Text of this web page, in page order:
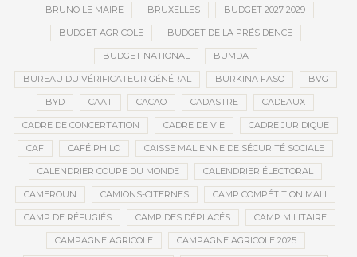
BRUNO LE MAIRE BRUXELLES BUDGET 2027-2029
BUDGET AGRICOLE BUDGET DE LA PRÉSIDENCE
BUDGET NATIONAL BUMDA
BUREAU DU VÉRIFICATEUR GÉNÉRAL BURKINA FASO BVG
BYD CAAT CACAO CADASTRE CADEAUX
CADRE DE CONCERTATION CADRE DE VIE CADRE JURIDIQUE
CAF CAFÉ PHILO CAISSE MALIENNE DE SÉCURITÉ SOCIALE
CALENDRIER COUPE DU MONDE CALENDRIER ÉLECTORAL
CAMEROUN CAMIONS-CITERNES CAMP COMPÉTITION MALI
CAMP DE RÉFUGIÉS CAMP DES DÉPLACÉS CAMP MILITAIRE
CAMPAGNE AGRICOLE CAMPAGNE AGRICOLE 2025